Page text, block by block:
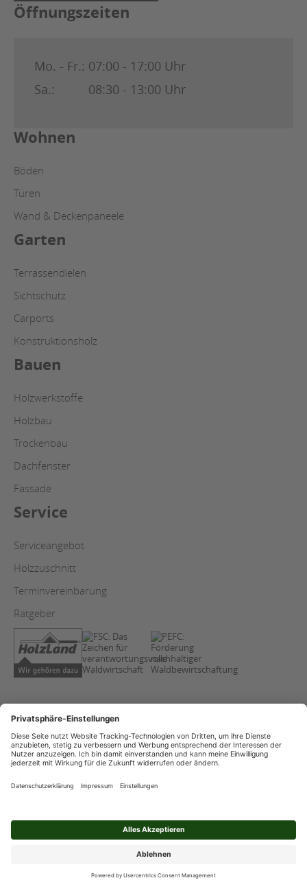
Öffnungszeiten
Mo. - Fr.: 07:00 - 17:00 Uhr
Sa.:
08:30 - 13:00 Uhr
Wohnen
Böden
Türen
Wand & Deckenpaneele
Garten
Terrassendielen
Sichtschutz
Carports
Konstruktionsholz
Bauen
Holzwerkstoffe
Holzbau
Trockenbau
Dachfenster
Fassade
Service
Serviceangebot
Holzzuschnitt
Terminvereinbarung
Ratgeber
AGB
Datenschutz
Impressum
Streitschlichtung